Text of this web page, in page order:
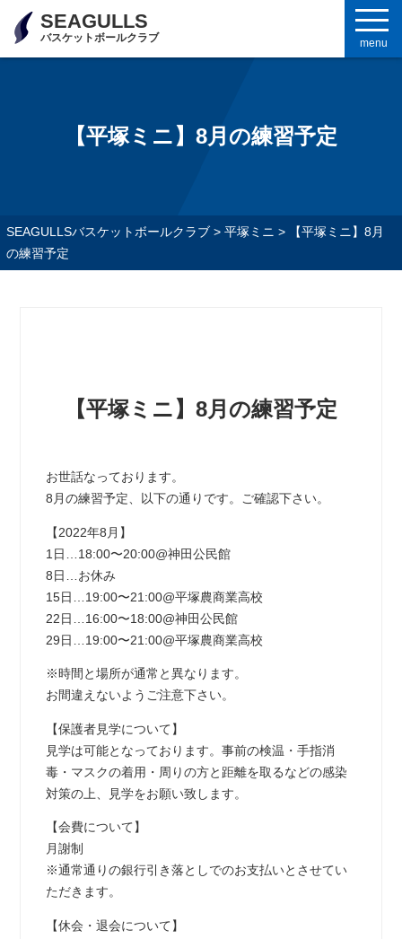
SEAGULLS
バスケットボールクラブ menu
【平塚ミニ】8月の練習予定
SEAGULLSバスケットボールクラブ> 平塚ミニ >
【平塚ミニ】8月
の練習予定
【平塚ミニ】8月の練習予定
お世話なっております。
8月の練習予定、以下の通りです。ご確認下さい。
【2022年8月】
1日…18:00〜20:00@神田公民館
8日…お休み
15日…19:00〜21:00@平塚農商業高校
22日…16:00〜18:00@神田公民館
29日…19:00〜21:00@平塚農商業高校
※時間と場所が通常と異なります。
お間違えないようご注意下さい。
【保護者見学について】
見学は可能となっております。事前の検温・手指消
毒・マスクの着用・周りの方と距離を取るなどの感染
対策の上、見学をお願い致します。
【会費について】
月謝制
※通常通りの銀行引き落としでのお支払いとさせてい
ただきます。
【休会・退会について】